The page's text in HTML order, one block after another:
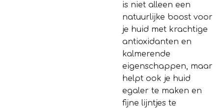
is niet alleen een
natuurlijke boost voor
je huid met krachtige
antioxidanten en
kalmerende
eigenschappen, maar
helpt ook je huid
egaler te maken en
fijne lijntjes te